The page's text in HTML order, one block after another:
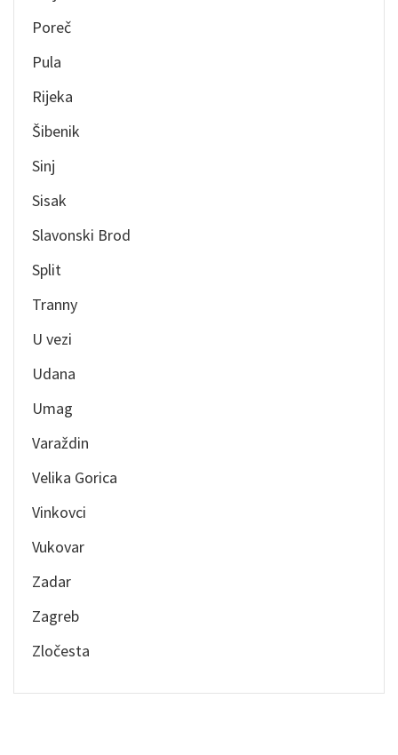
Poreč
Pula
Rijeka
Šibenik
Sinj
Sisak
Slavonski Brod
Split
Tranny
U vezi
Udana
Umag
Varaždin
Velika Gorica
Vinkovci
Vukovar
Zadar
Zagreb
Zločesta